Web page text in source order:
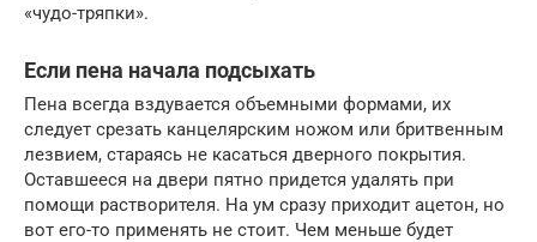
«чудо-тряпки».
Если пена начала подсыхать
Пена всегда вздувается объемными формами, их
следует срезать канцелярским ножом или бритвенным
лезвием, стараясь не касаться дверного покрытия.
Оставшееся на двери пятно придется удалять при
помощи растворителя. На ум сразу приходит ацетон, но
вот его-то применять не стоит. Чем меньше будет